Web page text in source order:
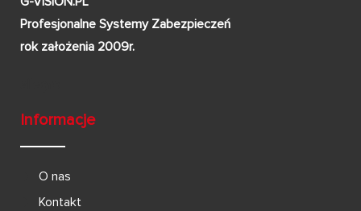
Profesjonalne Systemy Zabezpieczeń
rok założenia 2009r.
Informacje
O nas
Kontakt